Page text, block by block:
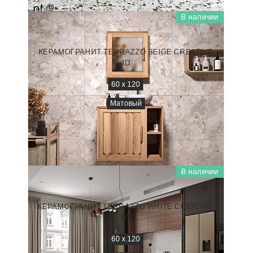
В наличии
TERRAZZO
NTTVL99846D
КЕРАМОГРАНИТ TERRAZZO BEIGE CREATIVE
4D
60 x 120
Матовый
3 100 ₽/м2
В наличии
NTTVL99847D
КЕРАМОГРАНИТ TERRAZZO WHITE CREATIVE
4D
60 x 120